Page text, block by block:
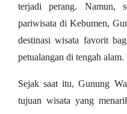
terjadi perang. Namun,
pariwisata di Kebumen,
destinasi wisata favorit
petualangan di tengah alam.
Sejak saat itu, Gunung
tujuan wisata yang